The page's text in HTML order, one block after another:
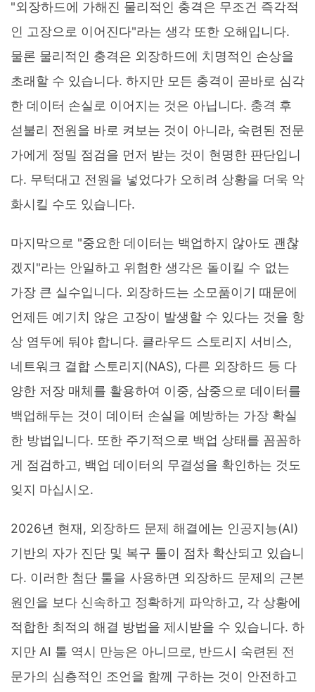
"외장하드에 가해진 물리적인 충격은 무조건 즉각적
인 고장으로 이어진다"라는 생각 또한 오해입니다.
물론 물리적인 충격은 외장하드에 치명적인 손상을
초래할 수 있습니다. 하지만 모든 충격이 곧바로 심각
한 데이터 손실로 이어지는 것은 아닙니다. 충격 후
섣불리 전원을 바로 켜보는 것이 아니라, 숙련된 전문
가에게 정밀 점검을 먼저 받는 것이 현명한 판단입니
다. 무턱대고 전원을 넣었다가 오히려 상황을 더욱 악
화시킬 수도 있습니다.
마지막으로 "중요한 데이터는 백업하지 않아도 괜찮
겠지"라는 안일하고 위험한 생각은 돌이킬 수 없는
가장 큰 실수입니다. 외장하드는 소모품이기 때문에
언제든 예기치 않은 고장이 발생할 수 있다는 것을 항
상 염두에 둬야 합니다. 클라우드 스토리지 서비스,
네트워크 결합 스토리지(NAS), 다른 외장하드 등 다
양한 저장 매체를 활용하여 이중, 삼중으로 데이터를
백업해두는 것이 데이터 손실을 예방하는 가장 확실
한 방법입니다. 또한 주기적으로 백업 상태를 꼼꼼하
게 점검하고, 백업 데이터의 무결성을 확인하는 것도
잊지 마십시오.
2026년 현재, 외장하드 문제 해결에는 인공지능(AI)
기반의 자가 진단 및 복구 툴이 점차 확산되고 있습니
다. 이러한 첨단 툴을 사용하면 외장하드 문제의 근본
원인을 보다 신속하고 정확하게 파악하고, 각 상황에
적합한 최적의 해결 방법을 제시받을 수 있습니다. 하
지만 AI 툴 역시 만능은 아니므로, 반드시 숙련된 전
문가의 심층적인 조언을 함께 구하는 것이 안전하고